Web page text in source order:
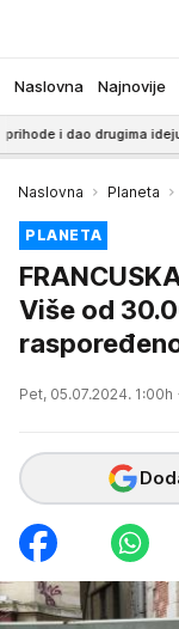
Naslovna Najnovije
drugima ideju
Naslovna Planeta
PLANETA
Više od
Pet, 05.07.2024. 1:00h